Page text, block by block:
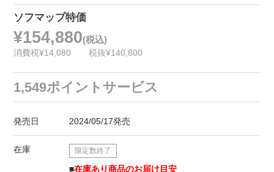
ソフマップ特価
¥154,880(税込)
消費税¥14,080 税抜¥140,800
1,549ポイントサービス
発売日 2024/05/17発売
在庫 限定数終了
■在庫あり商品のお届け目安